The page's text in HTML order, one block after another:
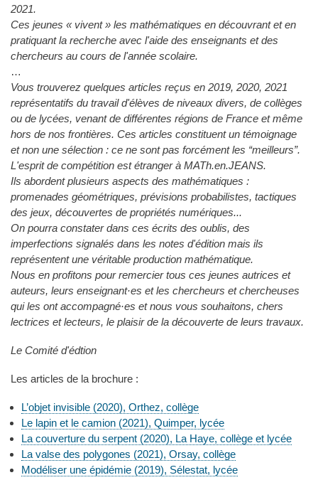
2021.
Ces jeunes « vivent » les mathématiques en découvrant et en
pratiquant la recherche avec l'aide des enseignants et des
chercheurs au cours de l'année scolaire.
…
Vous trouverez quelques articles reçus en 2019, 2020, 2021
représentatifs du travail d'élèves de niveaux divers, de collèges
ou de lycées, venant de différentes régions de France et même
hors de nos frontières. Ces articles constituent un témoignage
et non une sélection : ce ne sont pas forcément les “meilleurs”.
L'esprit de compétition est étranger à MATh.en.JEANS.
Ils abordent plusieurs aspects des mathématiques :
promenades géométriques, prévisions probabilistes, tactiques
des jeux, découvertes de propriétés numériques...
On pourra constater dans ces écrits des oublis, des
imperfections signalés dans les notes d'édition mais ils
représentent une véritable production mathématique.
Nous en profitons pour remercier tous ces jeunes autrices et
auteurs, leurs enseignant·es et les chercheurs et chercheuses
qui les ont accompagné·es et nous vous souhaitons, chers
lectrices et lecteurs, le plaisir de la découverte de leurs travaux.
Le Comité d'édtion
Les articles de la brochure :
L’objet invisible (2020), Orthez, collège
Le lapin et le camion (2021), Quimper, lycée
La couverture du serpent (2020), La Haye, collège et lycée
La valse des polygones (2021), Orsay, collège
Modéliser une épidémie (2019), Sélestat, lycée